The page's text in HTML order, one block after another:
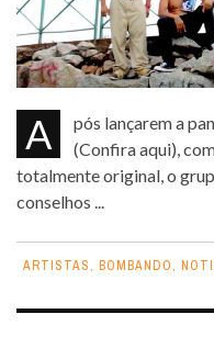
Após lançarem a pancada sonora “Me Conta Como Foi”
(Confira aqui),
totalmente original, o
conselhos ...
ARTISTAS, BOMBANDO,